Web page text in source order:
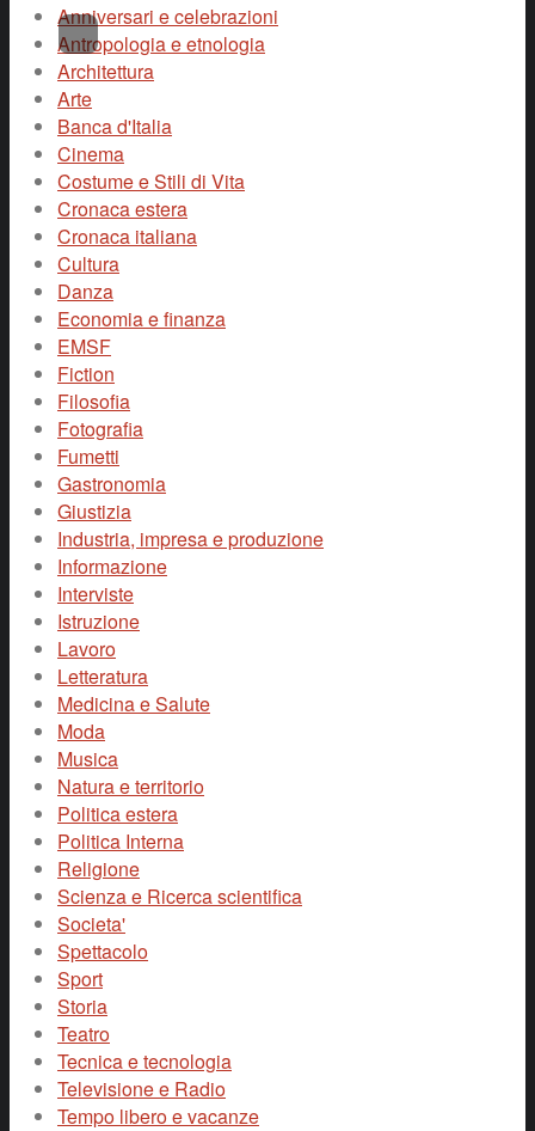
Anniversari e celebrazioni
Antropologia e etnologia
Architettura
Arte
Banca d'Italia
Cinema
Costume e Stili di Vita
Cronaca estera
Cronaca italiana
Cultura
Danza
Economia e finanza
EMSF
Fiction
Filosofia
Fotografia
Fumetti
Gastronomia
Giustizia
Industria, impresa e produzione
Informazione
Interviste
Istruzione
Lavoro
Letteratura
Medicina e Salute
Moda
Musica
Natura e territorio
Politica estera
Politica Interna
Religione
Scienza e Ricerca scientifica
Societa'
Spettacolo
Sport
Storia
Teatro
Tecnica e tecnologia
Televisione e Radio
Tempo libero e vacanze